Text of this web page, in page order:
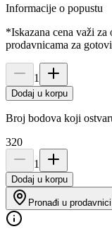
Informacije o popustu
*Iskazana cena važi
prodavnicama za
1
Dodaj u korpu
Broj bodova koji
320
1
Dodaj u korpu
Pronađi u prodavnici